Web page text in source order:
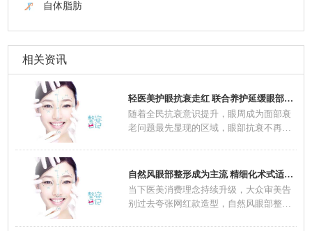
自体脂肪
相关资讯
轻医美护眼抗衰走红 联合养护延缓眼部肌肤老
随着全民抗衰意识提升，眼周成为面部衰
老问题最先显现的区域，眼部抗衰不再是
自然风眼部整形成为主流 精细化术式适配不同
当下医美消费理念持续升级，大众审美告
别过去夸张网红款造型，自然风眼部整形